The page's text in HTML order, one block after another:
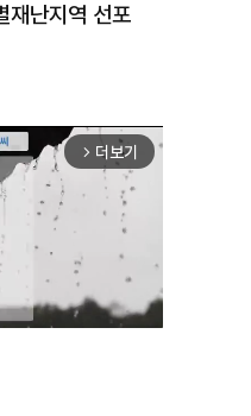
재난지역 선포
arrow_forward_ios 더보기